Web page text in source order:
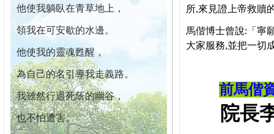
他使我躺臥在青草地上，
領我在可安歇的水邊。
他使我的靈魂甦醒，
為自己的名引導我走義路。
我雖然行過死蔭的幽谷，
也不怕遭害。
所,來見證上帝救贖
馬偕博士曾說:「寧
大家服務,並把一切
前馬偕
院長李